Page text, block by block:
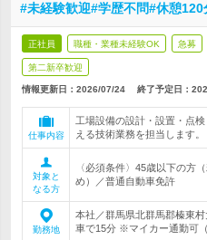
#未経験歓迎#学歴不問#休憩120
正社員 職種・業種未経験OK 急募
第二新卒歓迎
情報更新日：2026/07/24 終了予定日：
仕事内容
工場設備の設計・設置・点
える技術業務を担当します。
対象と
なる方
〈必須条件〉45歳以下の方
め）／普通自動車免許
勤務地
本社／群馬県北群馬郡榛東
車で15分 ※マイカー通勤可